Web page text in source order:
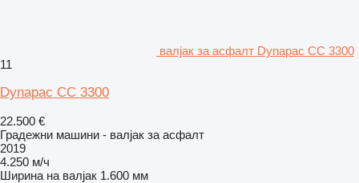
валјак за асфалт Dynapac CC 3300
11
Dynapac CC 3300
22.500 €
Градежни машини - валјак за асфалт
2019
4.250 м/ч
Ширина на валјак 1.600 мм